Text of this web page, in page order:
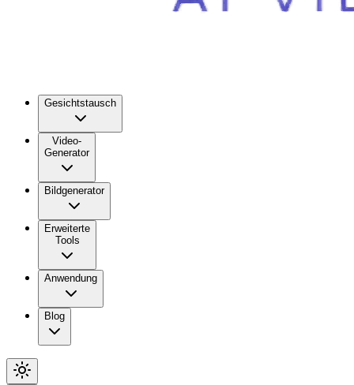
Gesichtstausch
Video-
Generator
Bildgenerator
Erweiterte
Tools
Anwendung
Blog